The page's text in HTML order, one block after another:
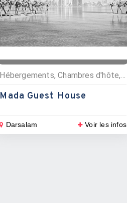
Hébergements, Chambres d'hôte, Hôtels
Mada Guest House
Darsalam Voir les infos